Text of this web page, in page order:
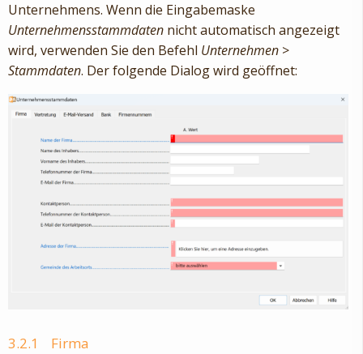
Unternehmens. Wenn die Eingabemaske
Unternehmensstammdaten nicht automatisch angezeigt
wird, verwenden Sie den Befehl Unternehmen >
Stammdaten. Der folgende Dialog wird geöffnet:
3.2.1 Firma